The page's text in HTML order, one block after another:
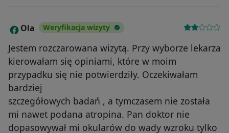
O Ola Weryfikacja wizyty
Jestem rozczarowana wizytą. Przy wyborze lekarza
kierowałam się opiniami, które w moim
przypadku się nie potwierdziły. Oczekiwałam
bardziej
szczegółowych badań , a tymczasem nie została
mi nawet podana atropina. Pan doktor nie
dopasowywał mi okularów do wady wzroku tylko